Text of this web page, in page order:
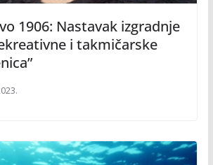
1906: Nastavak izgradnje
i takmičarske